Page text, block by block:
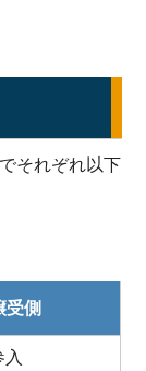
それぞれ以下
受側